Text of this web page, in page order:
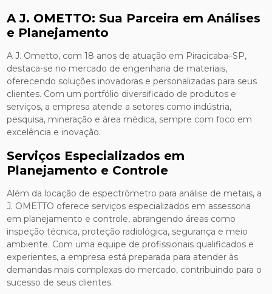
A J. OMETTO: Sua Parceira em Análises
e Planejamento
A J. Ometto, com 18 anos de atuação em Piracicaba–SP,
destaca-se no mercado de engenharia de materiais,
oferecendo soluções inovadoras e personalizadas para seus
clientes. Com um portfólio diversificado de produtos e
serviços, a empresa atende a setores como indústria,
pesquisa, mineração e área médica, sempre com foco em
excelência e inovação.
Serviços Especializados em
Planejamento e Controle
Além da locação de espectrômetro para análise de metais, a
J. OMETTO oferece serviços especializados em assessoria
em planejamento e controle, abrangendo áreas como
inspeção técnica, proteção radiológica, segurança e meio
ambiente. Com uma equipe de profissionais qualificados e
experientes, a empresa está preparada para atender às
demandas mais complexas do mercado, contribuindo para o
sucesso de seus clientes.